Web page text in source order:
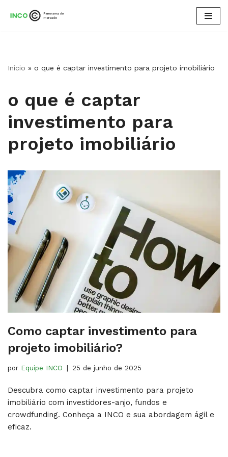
conteúdo
Início » o que é captar investimento para projeto imobiliário
o que é captar
investimento para
projeto imobiliário
Como captar investimento para
projeto imobiliário?
por Equipe INCO 25 de junho de 2025
Descubra como captar investimento para projeto
imobiliário com investidores-anjo, fundos e
crowdfunding. Conheça a INCO e sua abordagem ágil e
eficaz.